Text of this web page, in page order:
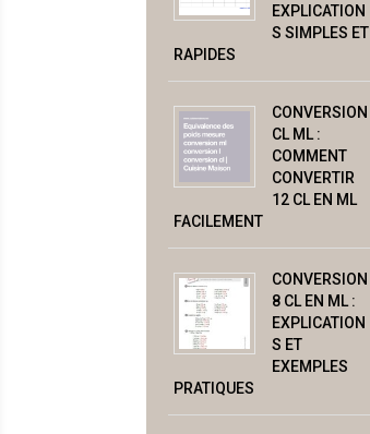
EXPLICATION
S SIMPLES ET
RAPIDES
CONVERSION
CL ML :
COMMENT
CONVERTIR
12 CL EN ML
FACILEMENT
CONVERSION
8 CL EN ML :
EXPLICATION
S ET
EXEMPLES
PRATIQUES